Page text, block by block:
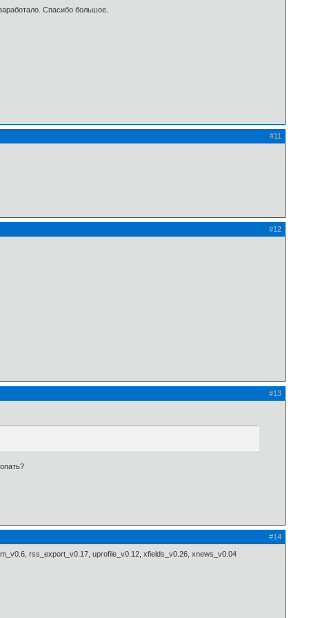
Спасибо большое.
#11
#12
#13
#14
rss_export_v0.17, uprofile_v0.12, xfields_v0.26, xnews_v0.04